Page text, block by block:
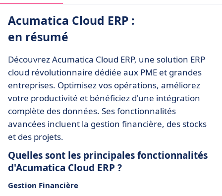
Acumatica Cloud ERP :
en résumé
Découvrez Acumatica Cloud ERP, une solution ERP
cloud révolutionnaire dédiée aux PME et grandes
entreprises. Optimisez vos opérations, améliorez
votre productivité et bénéficiez d'une intégration
complète des données. Ses fonctionnalités
avancées incluent la gestion financière, des stocks
et des projets.
Quelles sont les principales fonctionnalités
d'Acumatica Cloud ERP ?
Gestion Financière